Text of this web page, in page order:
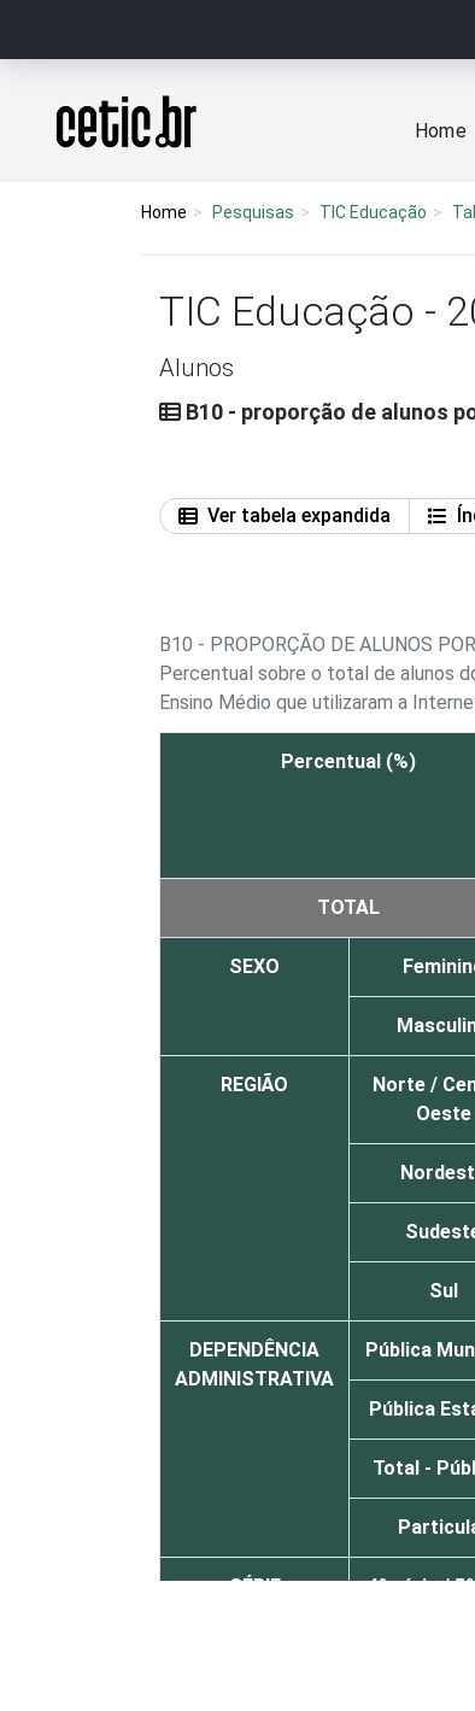
Página inicial
Home
Home Pesquisas TIC Educação
TIC Educação -
Alunos
B10 - proporção de alunos
Ver tabela expandida
B10 - PROPORÇÃO DE ALUNOS
Percentual sobre o total de alunos
Ensino Médio que utilizaram a
Percentual (%)
TOTAL
SEXO
REGIÃO
Norte /
Oeste
Sul
DEPENDÊNCIA
ADMINISTRATIVA
Pública
Pública
Total -
SÉRIE
4ª série /